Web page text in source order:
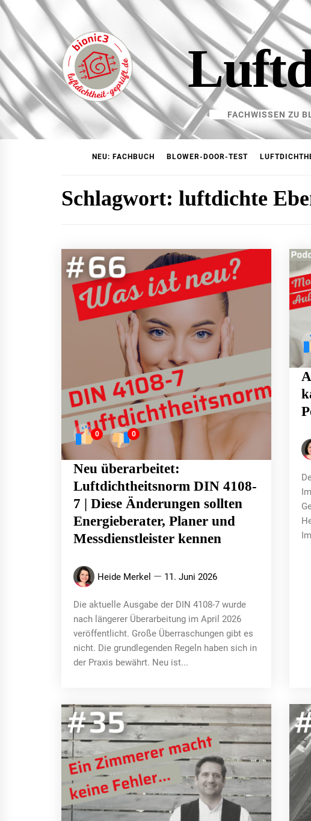
Skip
content
FACHWISSEN ZU
NEU: FACHBUCH BLOWER-DOOR-TEST
Schlagwort: luftdichte
0 0
Neu überarbeitet:
Luftdichtheitsnorm DIN 4108-
7 | Diese Änderungen sollten
Energieberater, Planer und
Messdienstleister kennen
Heide Merkel 11. Juni 2026
Die aktuelle Ausgabe der DIN 4108-7 wurde
nach längerer Überarbeitung im April 2026
veröffentlicht. Große Überraschungen gibt es
nicht. Die grundlegenden Regeln haben sich in
der Praxis bewährt. Neu ist...